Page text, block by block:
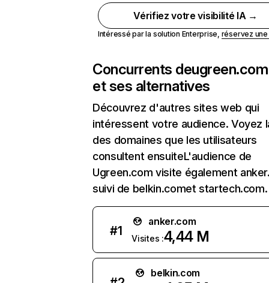
Vérifiez votre visibilité IA →
Intéressé par la solution Enterprise, réservez
Concurrents deugreen.com
et ses alternatives
Découvrez d'autres sites web qui
intéressent votre audience. Voyez
des domaines que les utilisateurs
consultent ensuiteL'audience de
Ugreen.com visite également
suivi de belkin.comet startech.com.
#1
anker.com
Visites :4,44 M
belkin.com